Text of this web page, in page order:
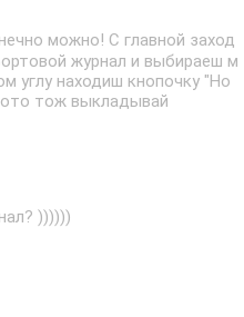
можно! С главной заход
журнал и выбираеш м
углу находиш кнопочку "Но
тож выкладывай
))))))